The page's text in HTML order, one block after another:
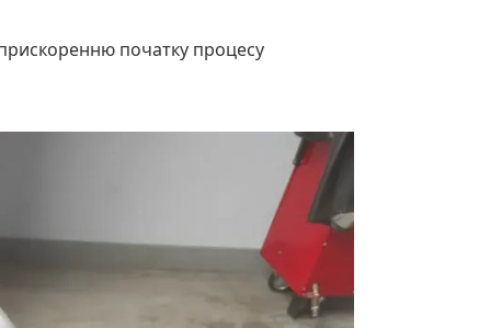
початку процесу